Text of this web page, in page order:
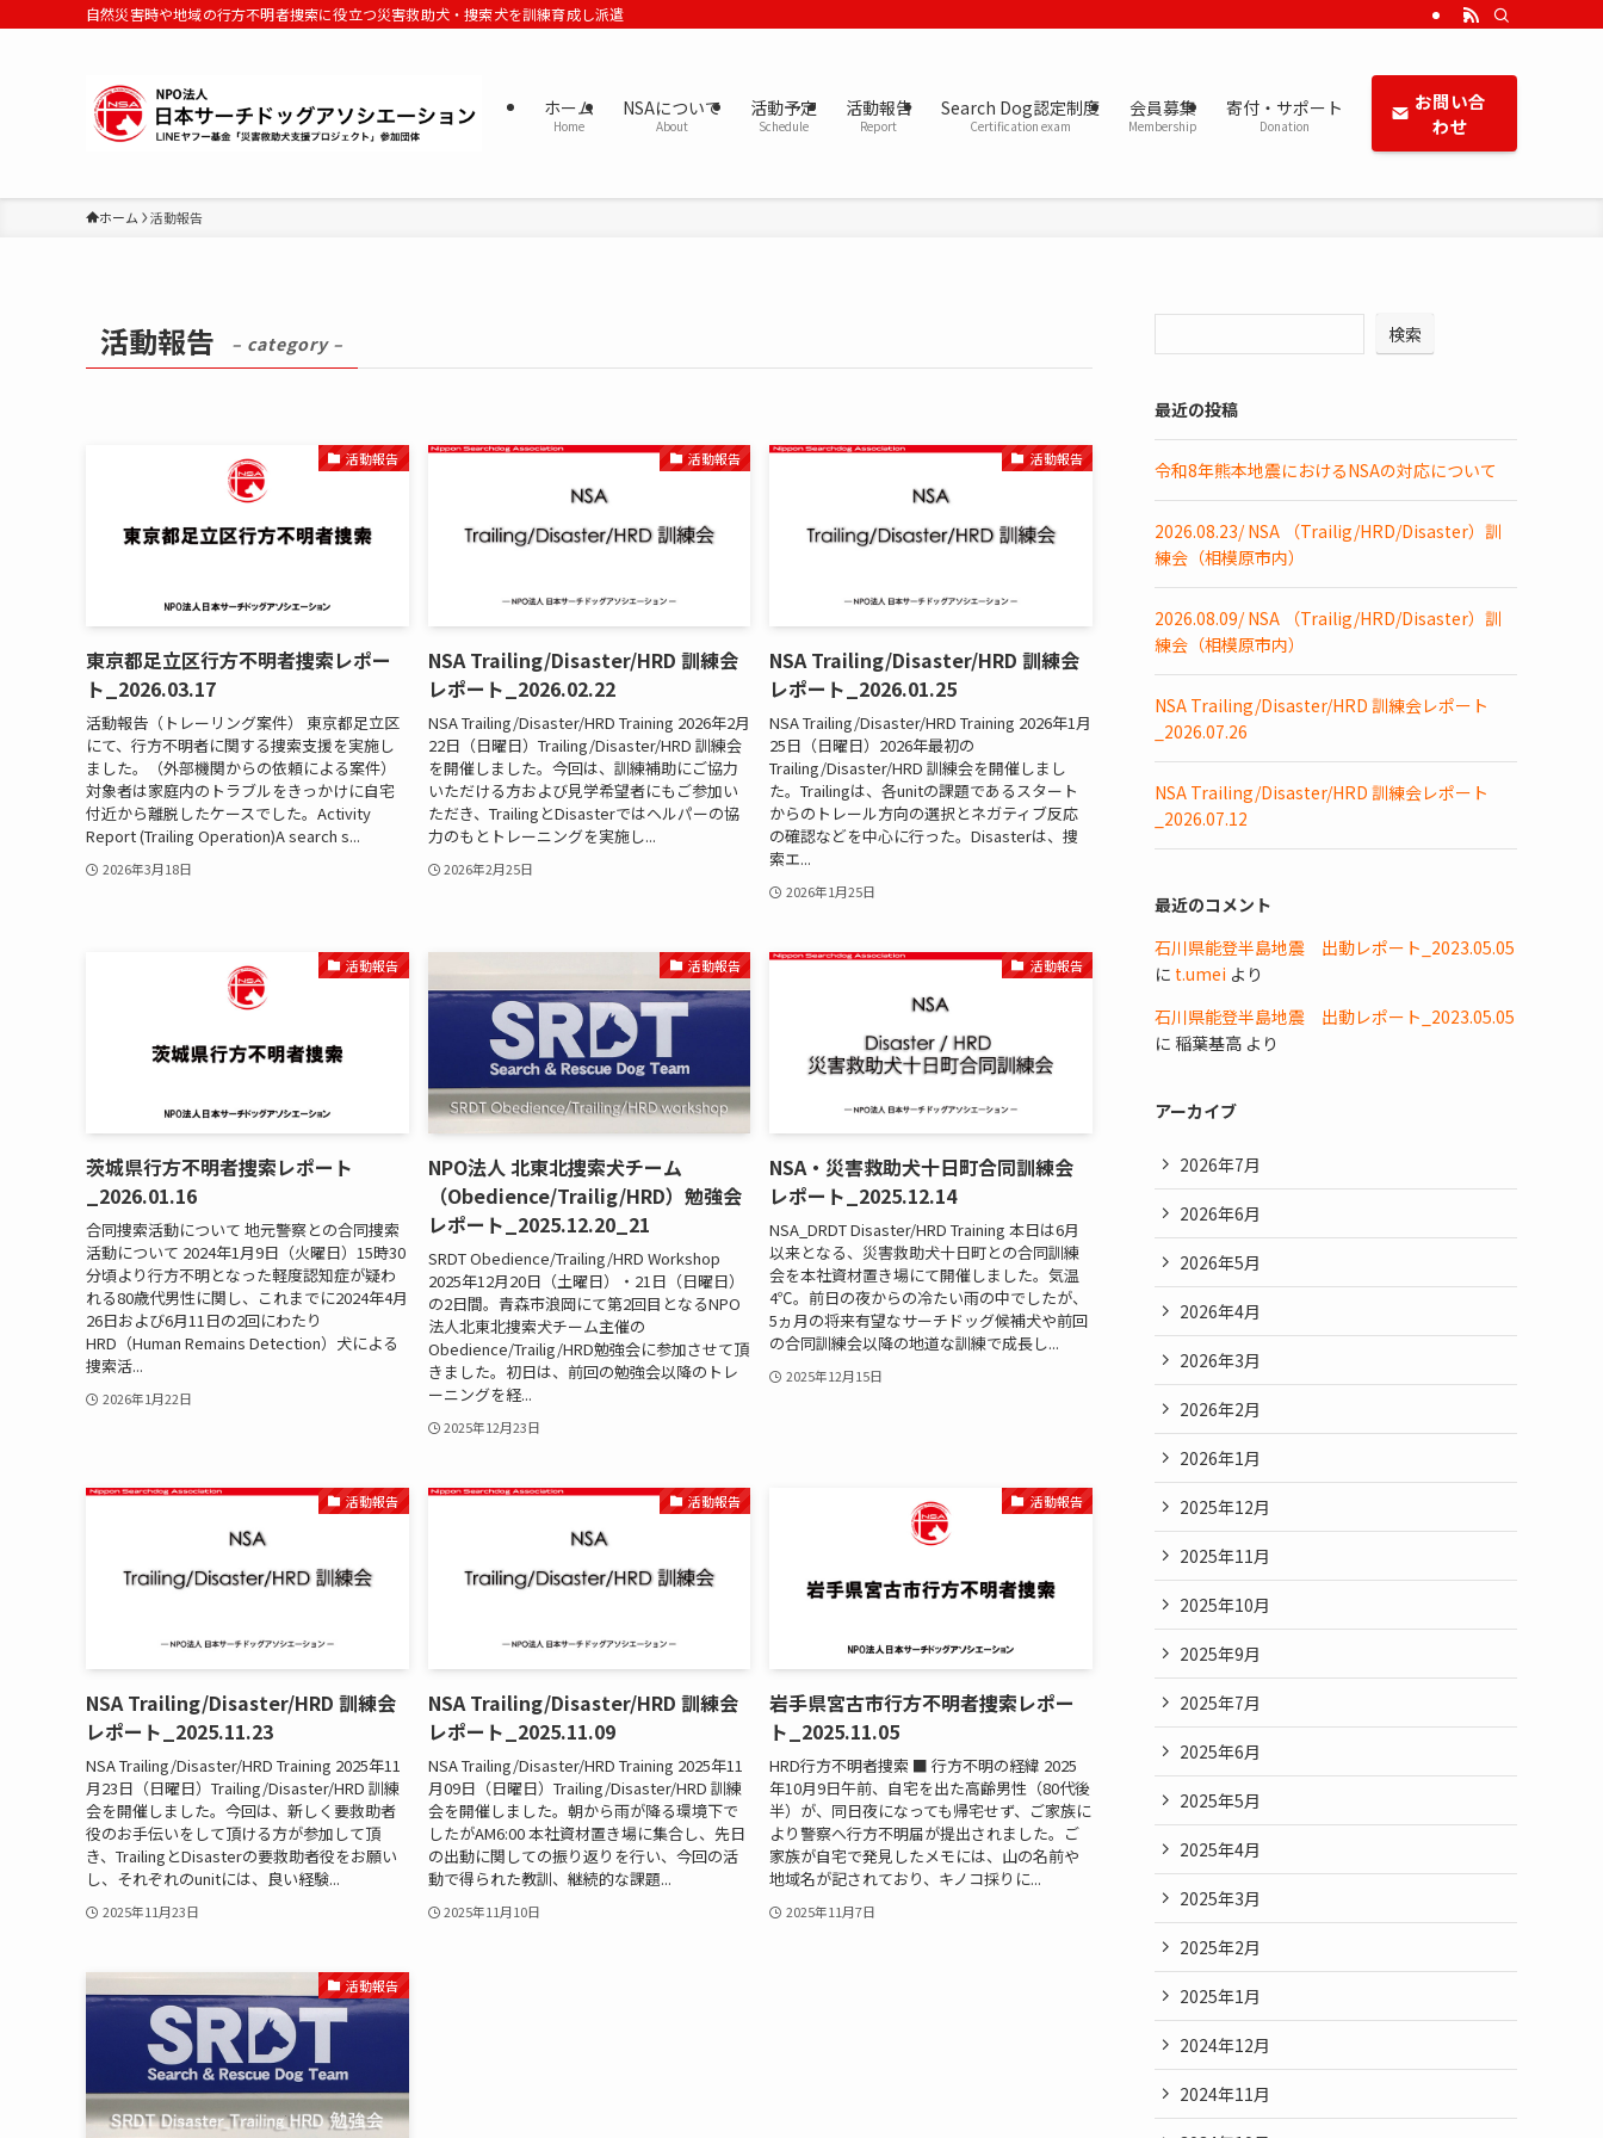
自然災害時や地域の行方不明者捜索に役立つ災害救助犬・捜索犬を訓練育成し派遣
ホーム
Home
NSAについて
About
活動予定
Schedule
活動報告
Report
Search Dog認定制度
Certification exam
会員募集
Membership
寄付・サポート
Donation
お問い合
わせ
ホーム 活動報告
活動報告 – category –
活動報告
東京都足立区行方不明者捜索レポー
ト_2026.03.17
活動報告（トレーリング案件） 東京都足立区
にて、行方不明者に関する捜索支援を実施し
ました。（外部機関からの依頼による案件）
対象者は家庭内のトラブルをきっかけに自宅
付近から離脱したケースでした。Activity
Report (Trailing Operation)A search s...
2026年3月18日
活動報告
NSA Trailing/Disaster/HRD 訓練会
レポート_2026.02.22
NSA Trailing/Disaster/HRD Training 2026年2月
22日（日曜日）Trailing/Disaster/HRD 訓練会
を開催しました。今回は、訓練補助にご協力
いただける方および見学希望者にもご参加い
ただき、TrailingとDisasterではヘルパーの協
力のもとトレーニングを実施し...
2026年2月25日
活動報告
NSA Trailing/Disaster/HRD 訓練会
レポート_2026.01.25
NSA Trailing/Disaster/HRD Training 2026年1月
25日（日曜日）2026年最初の
Trailing/Disaster/HRD 訓練会を開催しまし
た。Trailingは、各unitの課題であるスタート
からのトレール方向の選択とネガティブ反応
の確認などを中心に行った。Disasterは、捜
索エ...
2026年1月25日
活動報告
茨城県行方不明者捜索レポート
_2026.01.16
合同捜索活動について 地元警察との合同捜索
活動について 2024年1月9日（火曜日）15時30
分頃より行方不明となった軽度認知症が疑わ
れる80歳代男性に関し、これまでに2024年4月
26日および6月11日の2回にわたり
HRD（Human Remains Detection）犬による
捜索活...
2026年1月22日
活動報告
NPO法人 北東北捜索犬チーム
（Obedience/Trailig/HRD）勉強会
レポート_2025.12.20_21
SRDT Obedience/Trailing/HRD Workshop
2025年12月20日（土曜日）・21日（日曜日）
の2日間。青森市浪岡にて第2回目となるNPO
法人北東北捜索犬チーム主催の
Obedience/Trailig/HRD勉強会に参加させて頂
きました。初日は、前回の勉強会以降のトレ
ーニングを経...
2025年12月23日
活動報告
NSA・災害救助犬十日町合同訓練会
レポート_2025.12.14
NSA_DRDT Disaster/HRD Training 本日は6月
以来となる、災害救助犬十日町との合同訓練
会を本社資材置き場にて開催しました。気温
4℃。前日の夜からの冷たい雨の中でしたが、
5ヵ月の将来有望なサーチドッグ候補犬や前回
の合同訓練会以降の地道な訓練で成長し...
2025年12月15日
活動報告
NSA Trailing/Disaster/HRD 訓練会
レポート_2025.11.23
NSA Trailing/Disaster/HRD Training 2025年11
月23日（日曜日）Trailing/Disaster/HRD 訓練
会を開催しました。今回は、新しく要救助者
役のお手伝いをして頂ける方が参加して頂
き、TrailingとDisasterの要救助者役をお願い
し、それぞれのunitには、良い経験...
2025年11月23日
活動報告
NSA Trailing/Disaster/HRD 訓練会
レポート_2025.11.09
NSA Trailing/Disaster/HRD Training 2025年11
月09日（日曜日）Trailing/Disaster/HRD 訓練
会を開催しました。朝から雨が降る環境下で
したがAM6:00 本社資材置き場に集合し、先日
の出動に関しての振り返りを行い、今回の活
動で得られた教訓、継続的な課題...
2025年11月10日
活動報告
岩手県宮古市行方不明者捜索レポー
ト_2025.11.05
HRD行方不明者捜索 ■ 行方不明の経緯 2025
年10月9日午前、自宅を出た高齢男性（80代後
半）が、同日夜になっても帰宅せず、ご家族に
より警察へ行方不明届が提出されました。ご
家族が自宅で発見したメモには、山の名前や
地域名が記されており、キノコ採りに...
2025年11月7日
活動報告
検索
最近の投稿
令和8年熊本地震におけるNSAの対応について
2026.08.23/ NSA （Trailig/HRD/Disaster）訓
練会（相模原市内）
2026.08.09/ NSA （Trailig/HRD/Disaster）訓
練会（相模原市内）
NSA Trailing/Disaster/HRD 訓練会レポート
_2026.07.26
NSA Trailing/Disaster/HRD 訓練会レポート
_2026.07.12
最近のコメント
石川県能登半島地震 出動レポート_2023.05.05
に t.umei より
石川県能登半島地震 出動レポート_2023.05.05
に 稲葉基高 より
アーカイブ
2026年7月
2026年6月
2026年5月
2026年4月
2026年3月
2026年2月
2026年1月
2025年12月
2025年11月
2025年10月
2025年9月
2025年7月
2025年6月
2025年5月
2025年4月
2025年3月
2025年2月
2025年1月
2024年12月
2024年11月